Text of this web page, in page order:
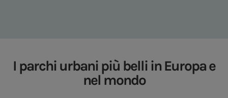
I parchi urbani più belli in Europa e
nel mondo